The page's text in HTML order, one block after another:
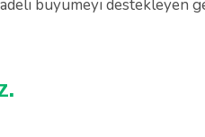
büyümeyi destekleyen